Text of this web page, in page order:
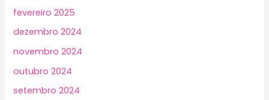
fevereiro 2025
dezembro 2024
novembro 2024
outubro 2024
setembro 2024